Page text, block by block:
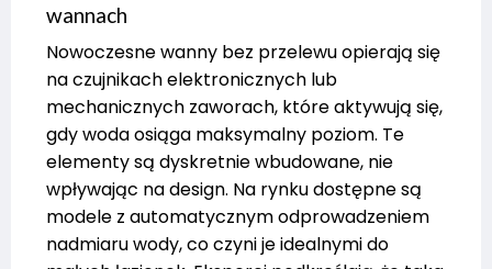
wannach
Nowoczesne wanny bez przelewu opierają się
na czujnikach elektronicznych lub
mechanicznych zaworach, które aktywują się,
gdy woda osiąga maksymalny poziom. Te
elementy są dyskretnie wbudowane, nie
wpływając na design. Na rynku dostępne są
modele z automatycznym odprowadzeniem
nadmiaru wody, co czyni je idealnymi do